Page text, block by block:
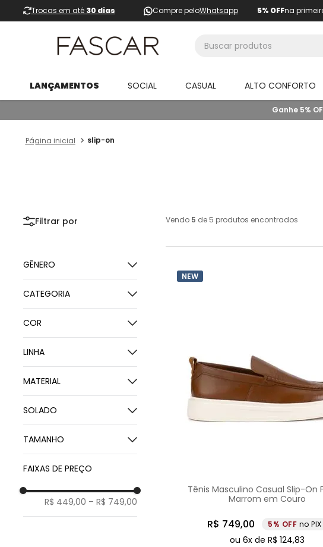
Trocas em até 30 dias Compre peloWhatsapp 5% OFFna
LANÇAMENTOS SOCIAL CASUAL ALTO CONFORTO
Ganhe 5%
slip-on
CATEGORIA
Sneaker
COR
Azul
Marrom
Preto
GÊNERO
Masculino
LINHA
IZI
MATERIAL
Couro Bovino
SOLADO
Borracha
TAMANHO
39
40
41
FAIXAS DE PREÇO
R$ 449,00 – R$ 749,00
Vendo 5 de 5 produtos encontrados
NEW
Tênis Masculino Casual Slip-On
Marrom em Couro
R$ 749,00 5% no PIX
ou6x deR$ 124,83